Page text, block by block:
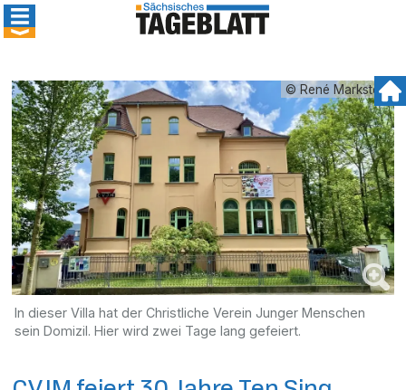
© René Markstein
In dieser Villa hat der Christliche Verein Junger Menschen
sein Domizil. Hier wird zwei Tage lang gefeiert.